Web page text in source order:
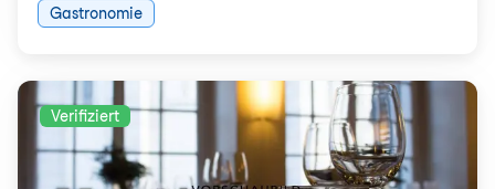
Gastronomie
Verifiziert